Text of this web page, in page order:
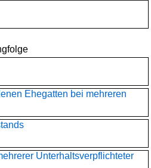
Ehegatten bei mehreren
Unterhaltsverpflichteter